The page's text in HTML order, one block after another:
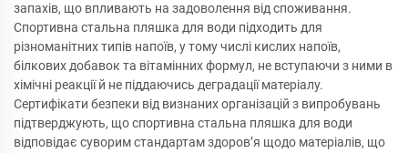
запахів, що впливають на задоволення від споживання.
Спортивна стальна пляшка для води підходить для
різноманітних типів напоїв, у тому числі кислих напоїв,
білкових добавок та вітамінних формул, не вступаючи з ними в
хімічні реакції й не піддаючись деградації матеріалу.
Сертифікати безпеки від визнаних організацій з випробувань
підтверджують, що спортивна стальна пляшка для води
відповідає суворим стандартам здоров’я щодо матеріалів, що